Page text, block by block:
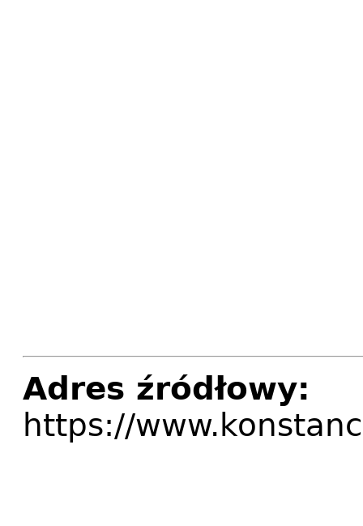
Adres źródłowy:
https://